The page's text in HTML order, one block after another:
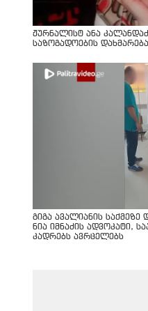
ჟურნალისტ ანა
საზოგადოების
გიგა ავალიანის
ნია იმნაძის ადვოკატი,
კადრებს ავრცელებს